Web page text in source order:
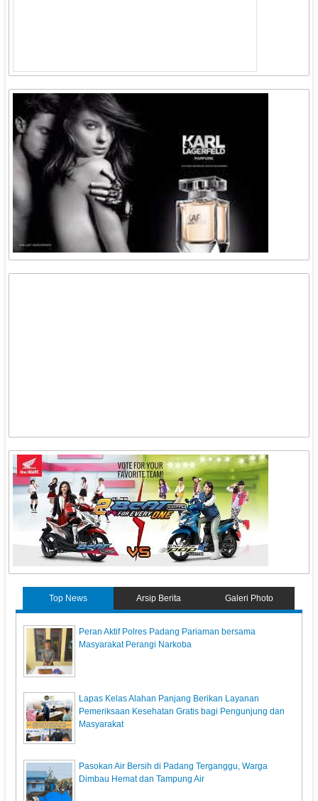
Top News Arsip Berita Galeri Photo
Peran Aktif Polres Padang Pariaman bersama
Masyarakat Perangi Narkoba
Lapas Kelas Alahan Panjang Berikan Layanan
Pemeriksaan Kesehatan Gratis bagi Pengunjung dan
Masyarakat
Pasokan Air Bersih di Padang Terganggu, Warga
Dimbau Hemat dan Tampung Air